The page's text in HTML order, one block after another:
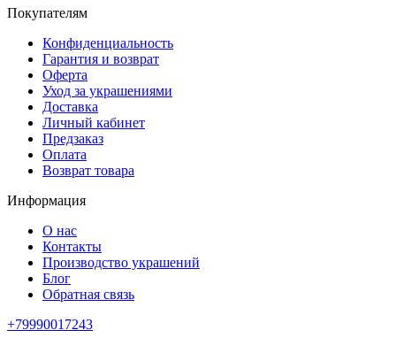
Покупателям
Конфиденциальность
Гарантия и возврат
Оферта
Уход за украшениями
Доставка
Личный кабинет
Предзаказ
Оплата
Возврат товара
Информация
О нас
Контакты
Производство украшений
Блог
Обратная связь
+79990017243